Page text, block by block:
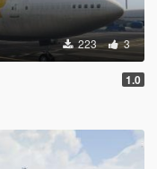
223 3
1.0